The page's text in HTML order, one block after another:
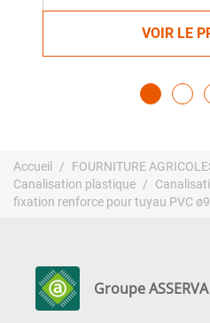
VOIR LE
Accueil FOURNITURE
Canalisation plastique
fixation renforce pour tuyau PVC
Groupe ASSERVA